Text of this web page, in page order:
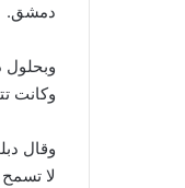
دمشق.
وبحلول
وكانت
وقال
لا